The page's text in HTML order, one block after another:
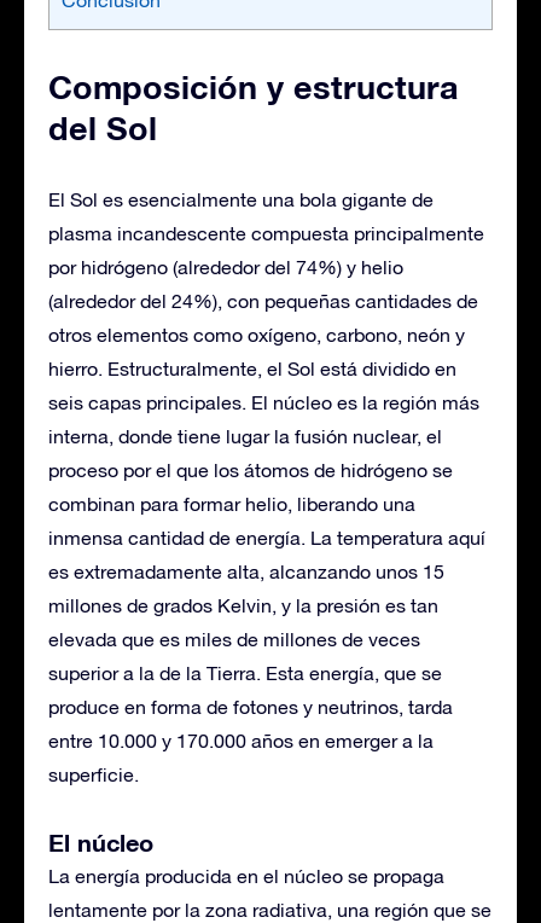
Composición y estructura
del Sol
El Sol es esencialmente una bola gigante de
plasma incandescente compuesta principalmente
por hidrógeno (alrededor del 74%) y helio
(alrededor del 24%), con pequeñas cantidades de
otros elementos como oxígeno, carbono, neón y
hierro. Estructuralmente, el Sol está dividido en
seis capas principales. El núcleo es la región más
interna, donde tiene lugar la fusión nuclear, el
proceso por el que los átomos de hidrógeno se
combinan para formar helio, liberando una
inmensa cantidad de energía. La temperatura aquí
es extremadamente alta, alcanzando unos 15
millones de grados Kelvin, y la presión es tan
elevada que es miles de millones de veces
superior a la de la Tierra. Esta energía, que se
produce en forma de fotones y neutrinos, tarda
entre 10.000 y 170.000 años en emerger a la
superficie.
El núcleo
La energía producida en el núcleo se propaga
lentamente por la zona radiativa, una región que se